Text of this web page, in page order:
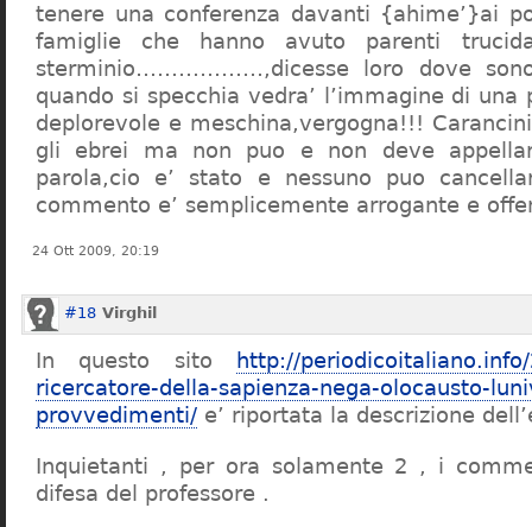
tenere una conferenza davanti {ahime’}ai
famiglie che hanno avuto parenti
sterminio………………,dicesse loro dove
quando si specchia vedra’ l’immagine di una
deplorevole e meschina,vergogna!!!
gli ebrei ma non puo e non deve
parola,cio e’ stato e nessuno puo
commento e’ semplicemente arrogante e
24 Ott 2009, 20:19
#18 Virghil
In questo sito
http://
ricercatore-della-sapienza-nega-olocausto-
provvedimenti/ e’ riportata la descrizione
Inquietanti , per ora solamente 2 , i
difesa del professore .